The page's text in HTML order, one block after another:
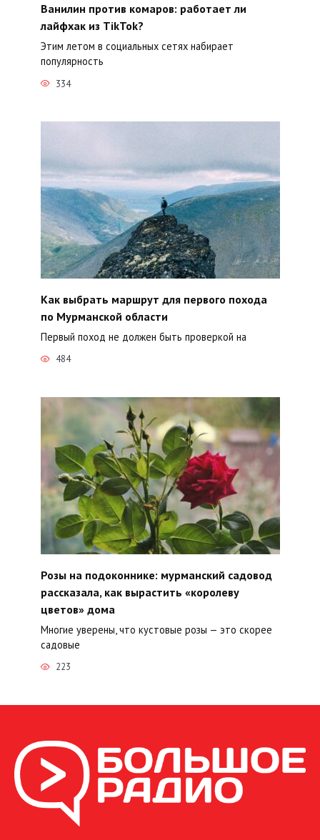
Ванилин против комаров: работает ли
лайфхак из TikTok?
Этим летом в социальных сетях набирает
популярность
334
Как выбрать маршрут для первого похода
по Мурманской области
Первый поход не должен быть проверкой на
484
Розы на подоконнике: мурманский садовод
рассказала, как вырастить «королеву
цветов» дома
Многие уверены, что кустовые розы — это скорее
садовые
223